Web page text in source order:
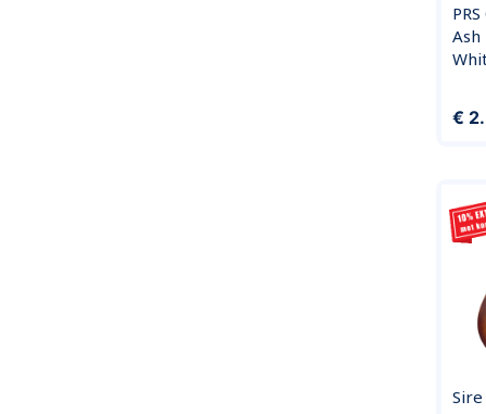
Prijs
€